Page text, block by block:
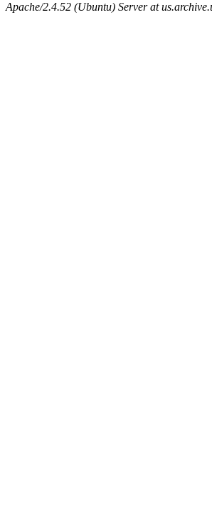
Apache/2.4.52 (Ubuntu) Server at